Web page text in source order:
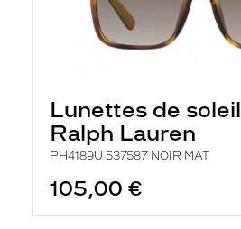
Lunettes de
Ralph Lauren
PH4189U 537587 NOIR MAT
105,00 €